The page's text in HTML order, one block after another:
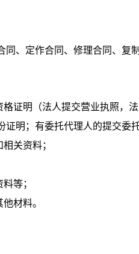
同、定作合同、修理合同、复制
格证明（法人提交营业执照，
明；有委托代理人的提交委
关资料；
等；
材料。